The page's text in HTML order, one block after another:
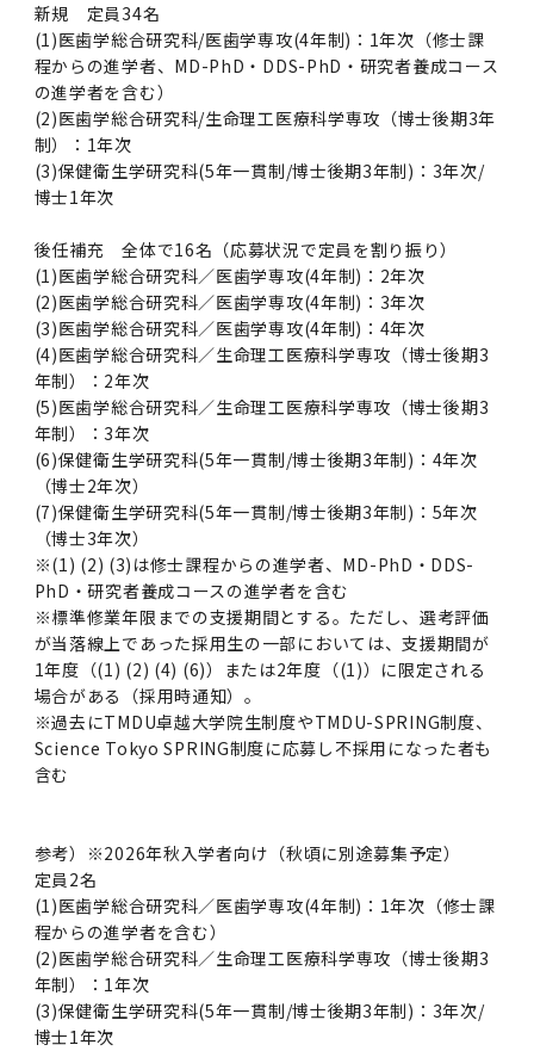
新規 定員34名
(1)医歯学総合研究科/医歯学専攻(4年制)：1年次（修士課
程からの進学者、MD-PhD・DDS-PhD・研究者養成コース
の進学者を含む）
(2)医歯学総合研究科/生命理工医療科学専攻（博士後期3年
制）：1年次
(3)保健衛生学研究科(5年一貫制/博士後期3年制)：3年次/
博士1年次
後任補充 全体で16名（応募状況で定員を割り振り）
(1)医歯学総合研究科／医歯学専攻(4年制)：2年次
(2)医歯学総合研究科／医歯学専攻(4年制)：3年次
(3)医歯学総合研究科／医歯学専攻(4年制)：4年次
(4)医歯学総合研究科／生命理工医療科学専攻（博士後期3
年制）：2年次
(5)医歯学総合研究科／生命理工医療科学専攻（博士後期3
年制）：3年次
(6)保健衛生学研究科(5年一貫制/博士後期3年制)：4年次
（博士2年次）
(7)保健衛生学研究科(5年一貫制/博士後期3年制)：5年次
（博士3年次）
※(1) (2) (3)は修士課程からの進学者、MD-PhD・DDS-
PhD・研究者養成コースの進学者を含む
※標準修業年限までの支援期間とする。ただし、選考評価
が当落線上であった採用生の一部においては、支援期間が
1年度（(1) (2) (4) (6)）または2年度（(1)）に限定される
場合がある（採用時通知）。
※過去にTMDU卓越大学院生制度やTMDU-SPRING制度、
Science Tokyo SPRING制度に応募し不採用になった者も
含む
参考）※2026年秋入学者向け（秋頃に別途募集予定）
定員2名
(1)医歯学総合研究科／医歯学専攻(4年制)：1年次（修士課
程からの進学者を含む）
(2)医歯学総合研究科／生命理工医療科学専攻（博士後期3
年制）：1年次
(3)保健衛生学研究科(5年一貫制/博士後期3年制)：3年次/
博士1年次